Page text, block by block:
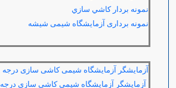
نمونه بردار كاشي سازي
نمونه برداری آزمایشگاه شیمی شیشه
آزمایشگر آزمایشگاه شیمی کاشی سازی درجه 1
آزمایشگر آزمایشگاه شیمی کاشی سازی درجه 2